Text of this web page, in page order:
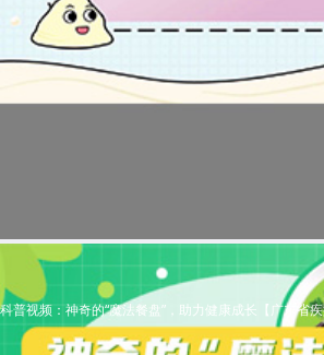
科普视频：神奇的“魔法餐盘”，助力健康成长【广东省